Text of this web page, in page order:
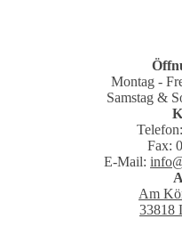
Montag -
Samstag &
Fax:
E-Mail:
Am
33818